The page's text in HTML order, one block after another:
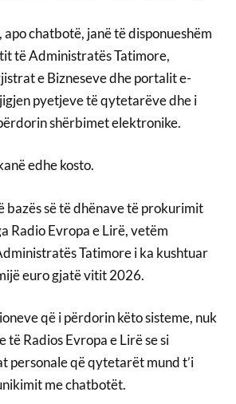
chatbotë, janë të disponueshëm
të Administratës Tatimore,
e Bizneseve dhe portalit e-
pyetjeve të qytetarëve dhe i
shërbimet elektronike.
edhe kosto.
bazës së të dhënave të prokurimit
Radio Evropa e Lirë, vetëm
Tatimore i ka kushtuar
euro gjatë vitit 2026.
që i përdorin këto sisteme, nuk
të Radios Evropa e Lirë se si
personale që qytetarët mund t’i
me chatbotët.